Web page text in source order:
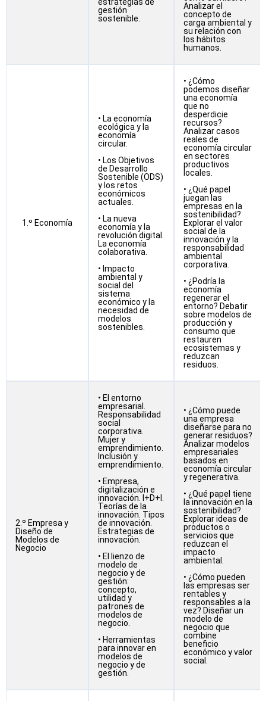
gestión
sostenible.
Analizar el
concepto de
carga ambiental y
su relación con
los hábitos
humanos.
1.º Economía
• La economía
ecológica y la
economía
circular.
• Los Objetivos
de Desarrollo
Sostenible (ODS)
y los retos
económicos
actuales.
• La nueva
economía y la
revolución digital.
La economía
colaborativa.
• Impacto
ambiental y
social del
sistema
económico y la
necesidad de
modelos
sostenibles.
• ¿Cómo
podemos diseñar
una economía
que no
desperdicie
recursos?
Analizar casos
reales de
economía circular
en sectores
productivos
locales.
• ¿Qué papel
juegan las
empresas en la
sostenibilidad?
Explorar el valor
social de la
innovación y la
responsabilidad
ambiental
corporativa.
• ¿Podría la
economía
regenerar el
entorno? Debatir
sobre modelos de
producción y
consumo que
restauren
ecosistemas y
reduzcan
residuos.
2.º Empresa y
Diseño de
Modelos de
Negocio
• El entorno
empresarial.
Responsabilidad
social
corporativa.
Mujer y
emprendimiento.
Inclusión y
emprendimiento.
• Empresa,
digitalización e
innovación. I+D+I.
Teorías de la
innovación. Tipos
de innovación.
Estrategias de
innovación.
• El lienzo de
modelo de
negocio y de
gestión:
concepto,
utilidad y
patrones de
modelos de
negocio.
• Herramientas
para innovar en
modelos de
negocio y de
gestión.
• ¿Cómo puede
una empresa
diseñarse para no
generar residuos?
Analizar modelos
empresariales
basados en
economía circular
y regenerativa.
• ¿Qué papel tiene
la innovación en la
sostenibilidad?
Explorar ideas de
productos o
servicios que
reduzcan el
impacto
ambiental.
• ¿Cómo pueden
las empresas ser
rentables y
responsables a la
vez? Diseñar un
modelo de
negocio que
combine
beneficio
económico y valor
social.